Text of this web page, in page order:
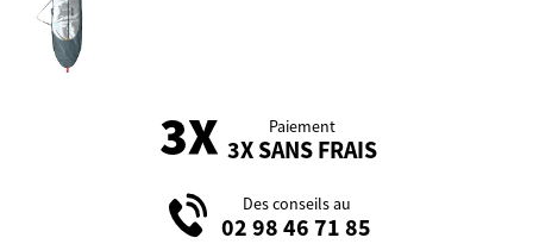
Paiement
3X SANS FRAIS
Des conseils au
02 98 46 71 85